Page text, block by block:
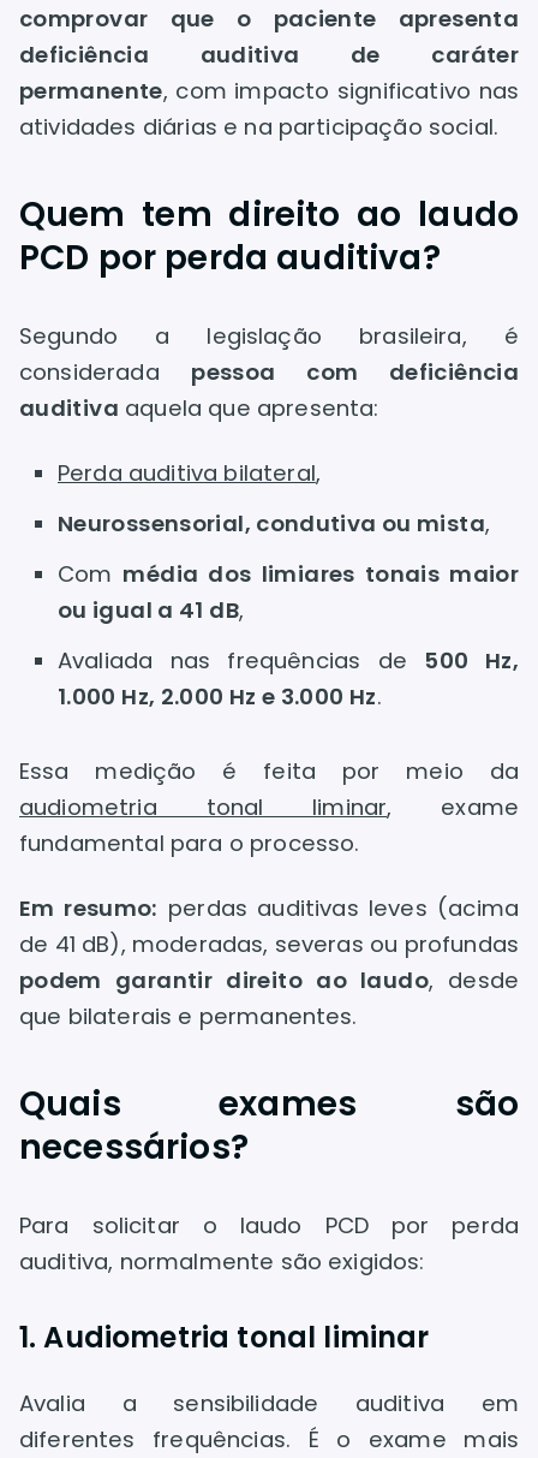
comprovar que o paciente apresenta
deficiência auditiva de caráter
permanente, com impacto significativo nas
atividades diárias e na participação social.
Quem tem direito ao laudo
PCD por perda auditiva?
Segundo a legislação brasileira, é
considerada pessoa com deficiência
auditiva aquela que apresenta:
Perda auditiva bilateral,
Neurossensorial, condutiva ou mista,
Com média dos limiares tonais maior
ou igual a 41 dB,
Avaliada nas frequências de 500 Hz,
1.000 Hz, 2.000 Hz e 3.000 Hz.
Essa medição é feita por meio da
audiometria tonal liminar, exame
fundamental para o processo.
Em resumo: perdas auditivas leves (acima
de 41 dB), moderadas, severas ou profundas
podem garantir direito ao laudo, desde
que bilaterais e permanentes.
Quais exames são
necessários?
Para solicitar o laudo PCD por perda
auditiva, normalmente são exigidos:
1. Audiometria tonal liminar
Avalia a sensibilidade auditiva em
diferentes frequências. É o exame mais